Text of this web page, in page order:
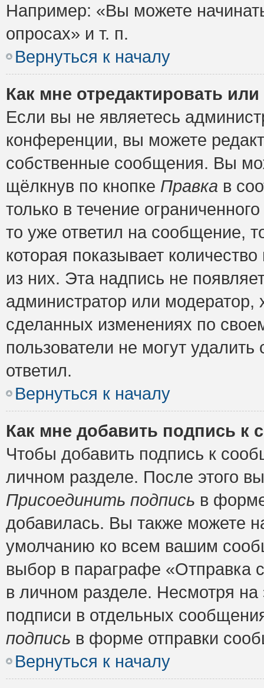
Например: «Вы можете
опросах» и т. п.
Вернуться к началу
Как мне отредактировать
Если вы не являетесь
конференции, вы можете
собственные сообщения. Вы
щёлкнув по кнопке Правка в
только в течение
то уже ответил на сообщение,
которая показывает
из них. Эта надпись не
администратор или модератор,
сделанных изменениях по
пользователи не могут
ответил.
Вернуться к началу
Как мне добавить подпись к
Чтобы добавить подпись к
личном разделе. После этого
Присоединить подпись в
добавилась. Вы также можете
умолчанию ко всем вашим
выбор в параграфе «Отправка
в личном разделе. Несмотря
подписи в отдельных
подпись в форме отправки
Вернуться к началу